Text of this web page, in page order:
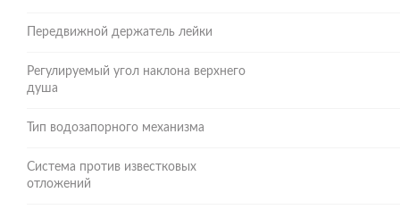
Передвижной держатель лейки
Регулируемый угол наклона верхнего
душа
Тип водозапорного механизма
Система против известковых
отложений